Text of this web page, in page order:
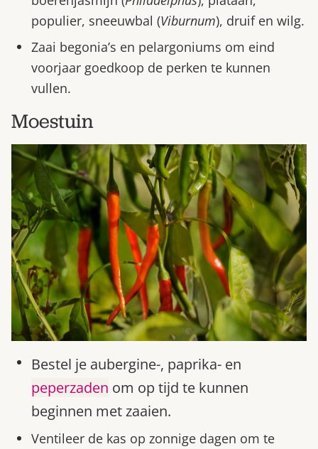
populier, sneeuwbal (Viburnum), druif en wilg.
Zaai begonia’s en pelargoniums om eind
voorjaar goedkoop de perken te kunnen
vullen.
Moestuin
Bestel je aubergine-, paprika- en
peperzaden om op tijd te kunnen
beginnen met zaaien.
Ventileer de kas op zonnige dagen om te